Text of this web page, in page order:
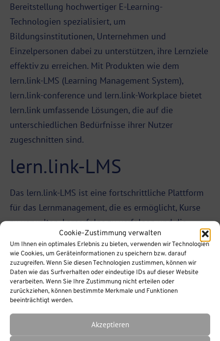
Cookie-Zustimmung verwalten
Um Ihnen ein optimales Erlebnis zu bieten, verwenden wir Technologien
wie Cookies, um Geräteinformationen zu speichern bzw. darauf
zuzugreifen. Wenn Sie diesen Technologien zustimmen, können wir
Daten wie das Surfverhalten oder eindeutige IDs auf dieser Website
verarbeiten. Wenn Sie Ihre Zustimmung nicht erteilen oder
zurückziehen, können bestimmte Merkmale und Funktionen
beeinträchtigt werden.
Akzeptieren
Bereitstellung hochwertiger E-Learning-
Technologien spezialisiert, um
Bildungsinstitutionen, Unternehmen und
Einzelpersonen dabei zu unterstützen, ihre Lernziele
effektiv zu erreichen. Mit Produkten wie dem
lern.link-LMS (Learning Management System),
lern.link-conference und lern.link-Workplace bietet
lern.link umfassende Lösungen, die auf die
unterschiedlichen Bedürfnisse ihrer Nutzer
zugeschnitten sind.
lern.link-LMS
Das lern.link-LMS ist eine fortschrittliche Plattform
für das Lernmanagement, die es ermöglicht, Kurse
zu verwalten, Lernerfolge zu verfolgen und die
Kommunikation zwischen Lehrenden und Lernenden
zu erleichtern. Mit seinem benutzerfreundlichen
Design und der Integration verschiedener Tools
unterstützt es eine dynamische Lernumgebung, die
aktiv zur Verbesserung der Bildungsqualität beiträgt.
lern.link-conference